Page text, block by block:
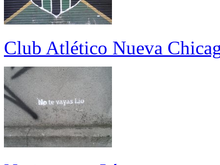
Club Atlético Nueva